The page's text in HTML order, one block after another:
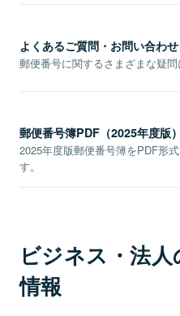
よくあるご質問・お問い合わせ
郵便番号に関するさまざまな疑問
郵便番号簿PDF（2025年度版）
2025年度版郵便番号簿をPDF形
す。
ビジネス・法
情報